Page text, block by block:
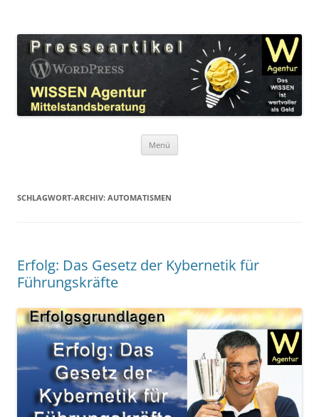
Agentur
Menü
SCHLAGWORT-ARCHIV: AUTOMATISMEN
Erfolg: Das Gesetz der Kybernetik für
Führungskräfte